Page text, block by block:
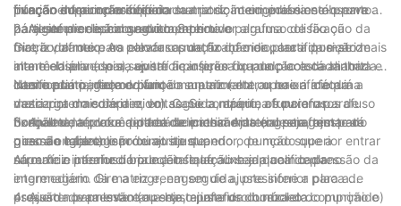
punção inferior desce para sua posição original e está pronto
para ser preenchido novamente.
fixação do punção inferior.
fixação do punção superior.
inferior entrar no orifício da matriz do meio, pressione-o para a
parte inferior e, em seguida, aperte o parafuso de fixação da
matriz do meio. Ao colocar a matriz do meio, certifique-se de
mantê-la plana para evitar ficar presa quando colocada torta e
danificar a parede do furo.
punção superior no orifício da matriz intermediária e observe se
há alguma colisão ou atrito. Se houver alguma colisão ou
fricção, afrouxe os parafusos de fixação da placa da matriz
intermediária (dois), ajuste a posição fixa da placa da matriz
intermediária, faça o punção superior entrar no orifício da
matriz intermediária e, em seguida, aperte os parafusos de
fixação de a placa central da matriz. Ajuste desta forma até
que não haja colisão ou atrito quando o punção superior entrar
na matriz intermediária e a instalação seja qualificada.
2. Ajuste de descarga do comprimido
Gire o volante para elevar o punção inferior para a posição mais
alta e observe se a superfície inferior do punção está alinhada
com o plano intermediário da matriz (alta ou baixa afetará a
descarga do comprimido). Caso contrário, afrouxe o parafuso
borboleta, afrouxe a placa de pressão da engrenagem para
girar a engrenagem de ajuste superior, de modo que a
superfície inferior do punção fique alinhada com o plano
intermediário da matriz e, em seguida, pressione a placa de
pressão novamente e aperte o parafuso borboleta.
Neste ponto, gire o volante manualmente, opere a máquina
vazia por mais de dez voltas. Se a máquina funcionar
normalmente, você poderá adicionar material para testar a
pressão e fazer o próximo ajuste.
3. Ajuste da profundidade de enchimento (ou seja, ajuste do
peso do tablet)
Afrouxe o parafuso borboleta e afrouxe a placa de pressão da
engrenagem. Gire a engrenagem de ajuste inferior para a
esquerda para levantar a haste inferior do núcleo do punção e
4. Ajuste de pressão (ou seja, ajuste da dureza do comprimido)